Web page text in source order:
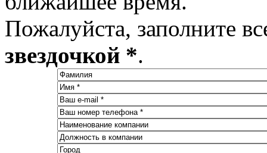
Пожалуйста, заполните
звездочкой *.